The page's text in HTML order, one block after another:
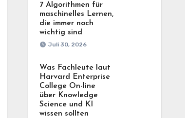
7 Algorithmen für
maschinelles Lernen,
die immer noch
wichtig sind
Juli 30, 2026
Was Fachleute laut
Harvard Enterprise
College On-line
über Knowledge
Science und KI
wissen sollten